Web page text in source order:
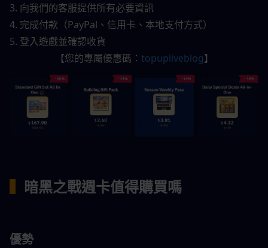
3. 向我們的客服提供所有必要資訊
4. 完成付款（PayPal、信用卡、本地支付方式）
5. 登入遊戲並確認收貨
【您的專屬優惠碼： topupliveblog】
暗黑之戰週卡值得購買嗎
優勢